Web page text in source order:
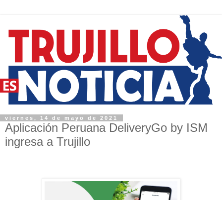
viernes, 14 de mayo de 2021
Aplicación Peruana DeliveryGo by ISM
ingresa a Trujillo